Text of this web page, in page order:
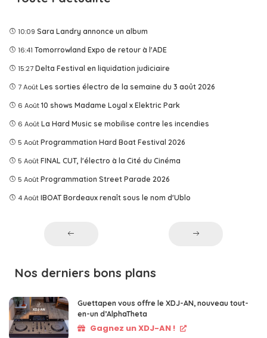
10:09 Sara Landry annonce un album
16:41 Tomorrowland Expo de retour à l'ADE
15:27 Delta Festival en liquidation judiciaire
7 Août Les sorties électro de la semaine du 3 août 2026
6 Août 10 shows Madame Loyal x Elektric Park
6 Août La Hard Music se mobilise contre les incendies
5 Août Programmation Hard Boat Festival 2026
5 Août FINAL CUT, l'électro à la Cité du Cinéma
5 Août Programmation Street Parade 2026
4 Août IBOAT Bordeaux renaît sous le nom d'Ublo
Nos derniers bons plans
Guettapen vous offre le XDJ-AN, nouveau tout-
en-un d’AlphaTheta
Gagnez un XDJ-AN !